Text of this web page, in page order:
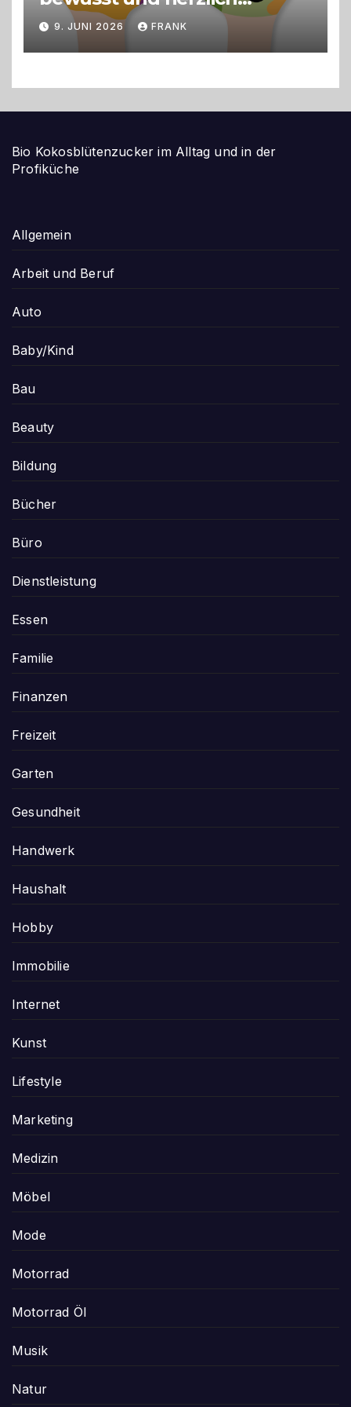
gestalten
9. JUNI 2026 FRANK
Bio Kokosblütenzucker im Alltag und in der
Profiküche
Allgemein
Arbeit und Beruf
Auto
Baby/Kind
Bau
Beauty
Bildung
Bücher
Büro
Dienstleistung
Essen
Familie
Finanzen
Freizeit
Garten
Gesundheit
Handwerk
Haushalt
Hobby
Immobilie
Internet
Kunst
Lifestyle
Marketing
Medizin
Möbel
Mode
Motorrad
Motorrad Öl
Musik
Natur